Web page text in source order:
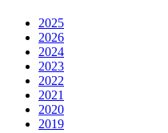
2025
2026
2024
2023
2022
2021
2020
2019